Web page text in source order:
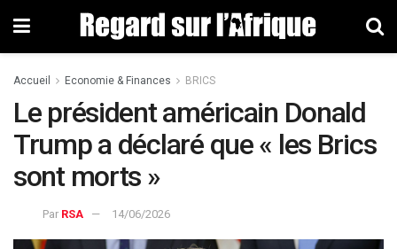
Accueil Economie & Finances BRICS
Le président américain Donald
Trump a déclaré que « les Brics
sont morts »
Par RSA 14/06/2026